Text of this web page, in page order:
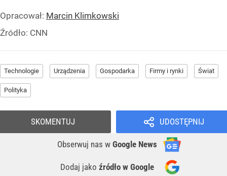
Opracował: Marcin Klimkowski
Źródło: CNN
Technologie Urządzenia Gospodarka Firmy i rynki Świat
Polityka
UDOSTĘPNIJ
Obserwuj nas w Google News
Dodaj jako źródło w Google
SKOMENTUJ